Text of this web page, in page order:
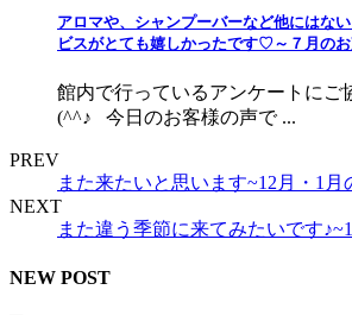
アロマや、シャンプーバーなど他にはな
ビスがとても嬉しかったです♡～７月のお
館内で行っているアンケートにご
(^^♪ 今日のお客様の声で ...
PREV
また来たいと思います~12月・1月
NEXT
また違う季節に来てみたいです
NEW POST